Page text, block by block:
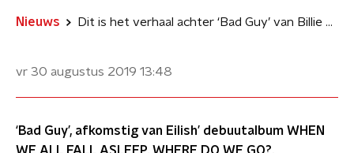
Nieuws Dit is het verhaal achter ‘Bad Guy’ van Billie Eilish
vr 30 augustus 2019 13:48
‘Bad Guy’, afkomstig van Eilish’ debuutalbum WHEN